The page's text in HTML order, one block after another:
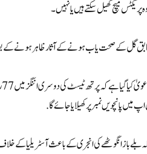
پریکٹس میچ کھیل سکتے ہیں یا نہیں۔
گل کے صحت یاب ہونے کے آثار ظاہر ہونے
میں پانچویں نمبر پر کھیلایا جائے گا.